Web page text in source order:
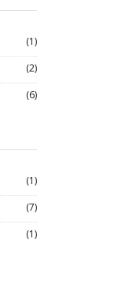
(1)
(2)
(6)
(1)
(7)
(1)